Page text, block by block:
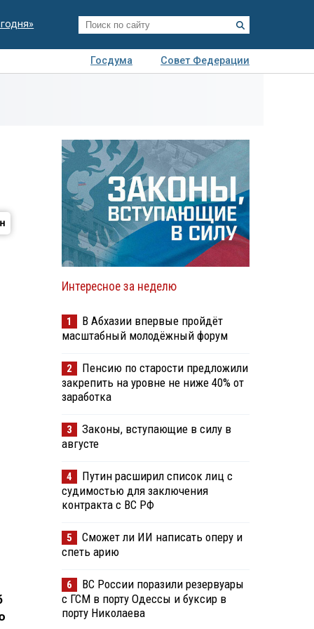
Госдума
Совет Федерации
Интересное за неделю
1
В Абхазии впервые пройдёт
масштабный молодёжный форум
2
Пенсию по старости предложили
закрепить на уровне не ниже 40% от
заработка
3
Законы, вступающие в силу в
августе
4
Путин расширил список лиц с
судимостью для заключения
контракта с ВС РФ
5
Сможет ли ИИ написать оперу и
спеть арию
6
ВС России поразили резервуары
с ГСМ в порту Одессы и буксир в
порту Николаева